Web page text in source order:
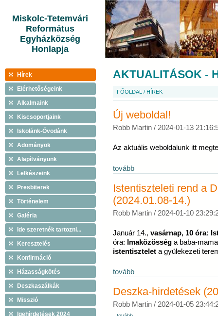
Miskolc-Tetemvári
Református
Egyházközség
Honlapja
Hírek
Elérhetőségeink
Alkalmaink
Kiscsoportjaink
Iskolánk-Óvodánk
Adományok
Alapítványunk
Lelkészeink
Presbiterek
Történelem
Galéria
Ide szeretnék tartozni...
Keresztelés
Konfirmáció
Házasságkötés
Deszkaszálkák
Misszió
Igehírdetések 2024
AKTUALITÁSOK -
FŐOLDAL / HÍREK
Új weboldal!
Robb Martin / 2024-01-13
Az aktuális weboldalunk itt
tovább
Istentiszteleti rend a
(2024.01.08-14.)
Robb Martin / 2024-01-10
Január 14., vasárnap, 10 óra:
óra:
Imaközösség a baba-
istentisztelet a gyülekezeti
tovább
Deszka-hirdetések
Robb Martin / 2024-01-05